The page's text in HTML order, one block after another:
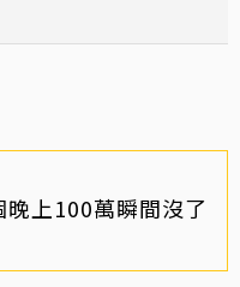
上100萬瞬間沒了